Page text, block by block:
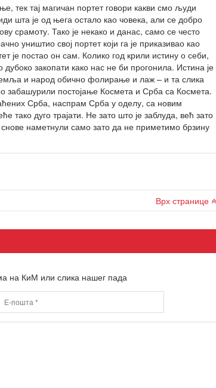
тек тај магичан портет говори какви смо људи
шта је од њега остало као човека, али се добро
срамоту. Тако је некако и данас, само се често
уништио свој портет који га је приказивао као
је постао он сам. Колико год крили истину о себи,
закопати како нас не би прогонила. Истина је
и народ обично фолирање и лаж – и та слика
забашурили постојање Космета и Срба са Космета.
Срба, наспрам Срба у оделу, са новим
дуго трајати. Не зато што је заблуда, већ зато
наметнули само зато да не приметимо брзину
Врх странице
на КиМ или слика нашег пада